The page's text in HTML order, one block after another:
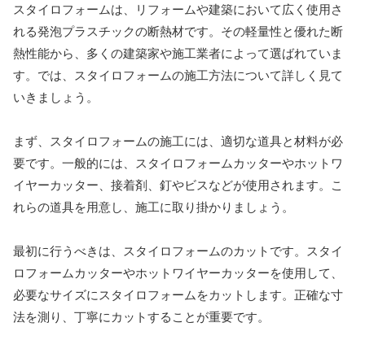
スタイロフォームは、リフォームや建築において広く使用さ
れる発泡プラスチックの断熱材です。その軽量性と優れた断
熱性能から、多くの建築家や施工業者によって選ばれていま
す。では、スタイロフォームの施工方法について詳しく見て
いきましょう。
まず、スタイロフォームの施工には、適切な道具と材料が必
要です。一般的には、スタイロフォームカッターやホットワ
イヤーカッター、接着剤、釘やビスなどが使用されます。こ
れらの道具を用意し、施工に取り掛かりましょう。
最初に行うべきは、スタイロフォームのカットです。スタイ
ロフォームカッターやホットワイヤーカッターを使用して、
必要なサイズにスタイロフォームをカットします。正確な寸
法を測り、丁寧にカットすることが重要です。